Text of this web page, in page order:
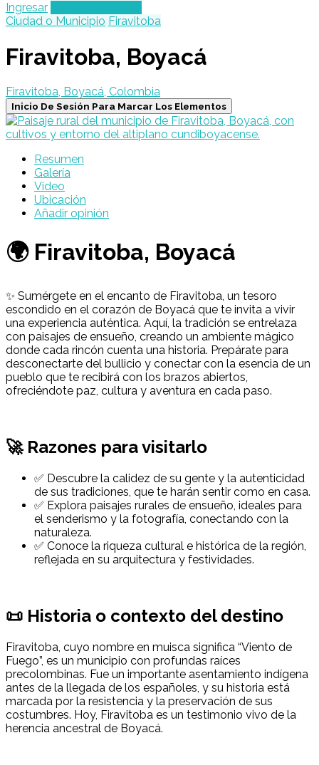
Ingresar
Ciudad o Municipio Firavitoba
Firavitoba, Boyacá
Firavitoba, Boyacá, Colombia
Inicio De Sesión Para Marcar Los Elementos
Resumen
Galería
Video
Ubicación
Añadir opinión
🌍 Firavitoba, Boyacá
✨ Sumérgete en el encanto de Firavitoba, un tesoro
escondido en el corazón de Boyacá que te invita a vivir
una experiencia auténtica. Aquí, la tradición se entrelaza
con paisajes de ensueño, creando un ambiente mágico
donde cada rincón cuenta una historia. Prepárate para
desconectarte del bullicio y conectar con la esencia de un
pueblo que te recibirá con los brazos abiertos,
ofreciéndote paz, cultura y aventura en cada paso.
🚀 Razones para visitarlo
✅ Descubre la calidez de su gente y la autenticidad
de sus tradiciones, que te harán sentir como en casa.
✅ Explora paisajes rurales de ensueño, ideales para
el senderismo y la fotografía, conectando con la
naturaleza.
✅ Conoce la riqueza cultural e histórica de la región,
reflejada en su arquitectura y festividades.
📜 Historia o contexto del destino
Firavitoba, cuyo nombre en muisca significa “Viento de
Fuego”, es un municipio con profundas raíces
precolombinas. Fue un importante asentamiento indígena
antes de la llegada de los españoles, y su historia está
marcada por la resistencia y la preservación de sus
costumbres. Hoy, Firavitoba es un testimonio vivo de la
herencia ancestral de Boyacá.